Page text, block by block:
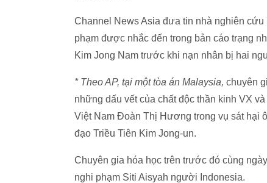
Channel News Asia đưa tin nhà nghiên
phạm được nhắc đến trong bản cáo trạng
Kim Jong Nam trước khi nạn nhân bị hai
* Theo AP, tại một tòa án Malaysia, chuyên
những dấu vết của chất độc thần kinh VX
Việt Nam Đoàn Thị Hương trong vụ sát hại
đạo Triều Tiên Kim Jong-un.
Chuyên gia hóa học trên trước đó cùng
nghi phạm Siti Aisyah người Indonesia.